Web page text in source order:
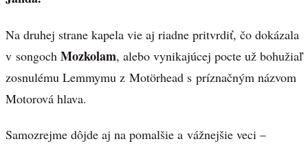
Na druhej strane kapela vie aj riadne pritvrdiť, čo dokázala
v songoch Mozkolam, alebo vynikajúcej pocte už bohužiaľ
zosnulému Lemmymu z Motörhead s príznačným názvom
Motorová hlava.
Samozrejme dôjde aj na pomalšie a vážnejšie veci –